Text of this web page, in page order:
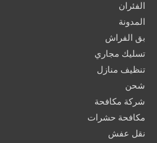
الفئران
المدونة
بق الفراش
تسليك مجاري
تنظيف منازل
شحن
شركة مكافحة
مكافحة حشرات
نقل عفش